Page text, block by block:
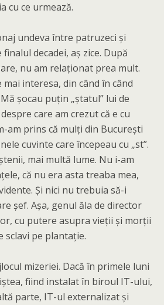
cu ce urmează.
undeva între patruzeci și
finalul decadei, aș zice. După
nu am relaționat prea mult.
interesa, din când în când
șocau puțin „ștatul” lui de
care am crezut că e cu
am prins că mulți din București
cuvinte care începeau cu „st”.
mai multă lume. Nu i-am
că nu era asta treaba mea,
Și nici nu trebuia să-i
șef. Așa, genul ăla de director
cu putere asupra vieții și morții
pe plantație.
mizeriei. Dacă în primele luni
fiind instalat în biroul IT-ului,
parte, IT-ul externalizat și